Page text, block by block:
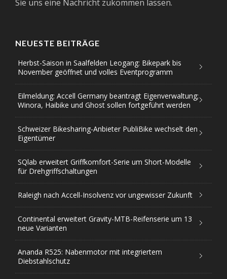
Sie uns eine Nachricht zukommen lassen.
NEUESTE BEITRÄGE
Herbst-Saison in Saalfelden Leogang: Bikepark bis
November geöffnet und volles Eventprogramm
Eilmeldung: Accell Germany beantragt Eigenverwaltung;
Winora, Haibike und Ghost sollen fortgeführt werden
Schweizer Bikesharing-Anbieter PubliBike wechselt den
Eigentümer
SQlab erweitert Griffkomfort-Serie um Short-Modelle
für Drehgriffschaltungen
Raleigh nach Accell-Insolvenz vor ungewisser Zukunft
Continental erweitert Gravity-MTB-Reifenserie um 13
neue Varianten
Ananda R525: Nabenmotor mit integriertem
Diebstahlschutz